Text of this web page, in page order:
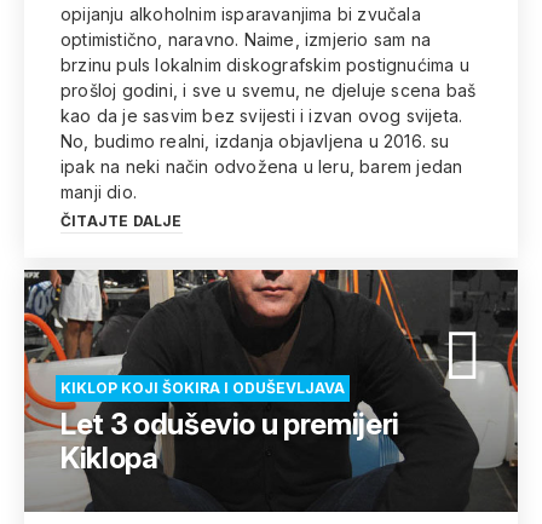
opijanju alkoholnim isparavanjima bi zvučala
optimistično, naravno. Naime, izmjerio sam na
brzinu puls lokalnim diskografskim postignućima u
prošloj godini, i sve u svemu, ne djeluje scena baš
kao da je sasvim bez svijesti i izvan ovog svijeta.
No, budimo realni, izdanja objavljena u 2016. su
ipak na neki način odvožena u leru, barem jedan
manji dio.
ČITAJTE DALJE
KIKLOP KOJI ŠOKIRA I ODUŠEVLJAVA
Let 3 oduševio u premijeri
Kiklopa